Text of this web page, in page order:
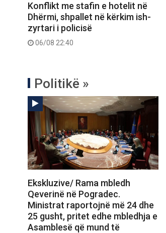
Konflikt me stafin e hotelit në
Dhërmi, shpallet në kërkim ish-
zyrtari i policisë
06/08 22:40
Politikë »
Ekskluzive/ Rama mbledh
Qeverinë në Pogradec.
Ministrat raportojnë më 24 dhe
25 gusht, pritet edhe mbledhja e
Asamblesë që mund të